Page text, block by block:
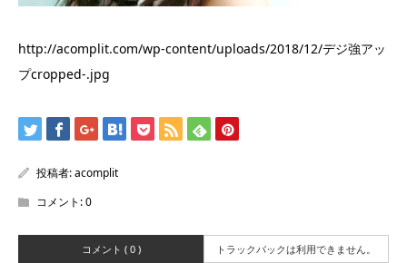
http://acomplit.com/wp-content/uploads/2018/12/デジ強アッ
プcropped-.jpg
投稿者:acomplit
コメント:0
コメント ( 0 ) トラックバックは利用できません。